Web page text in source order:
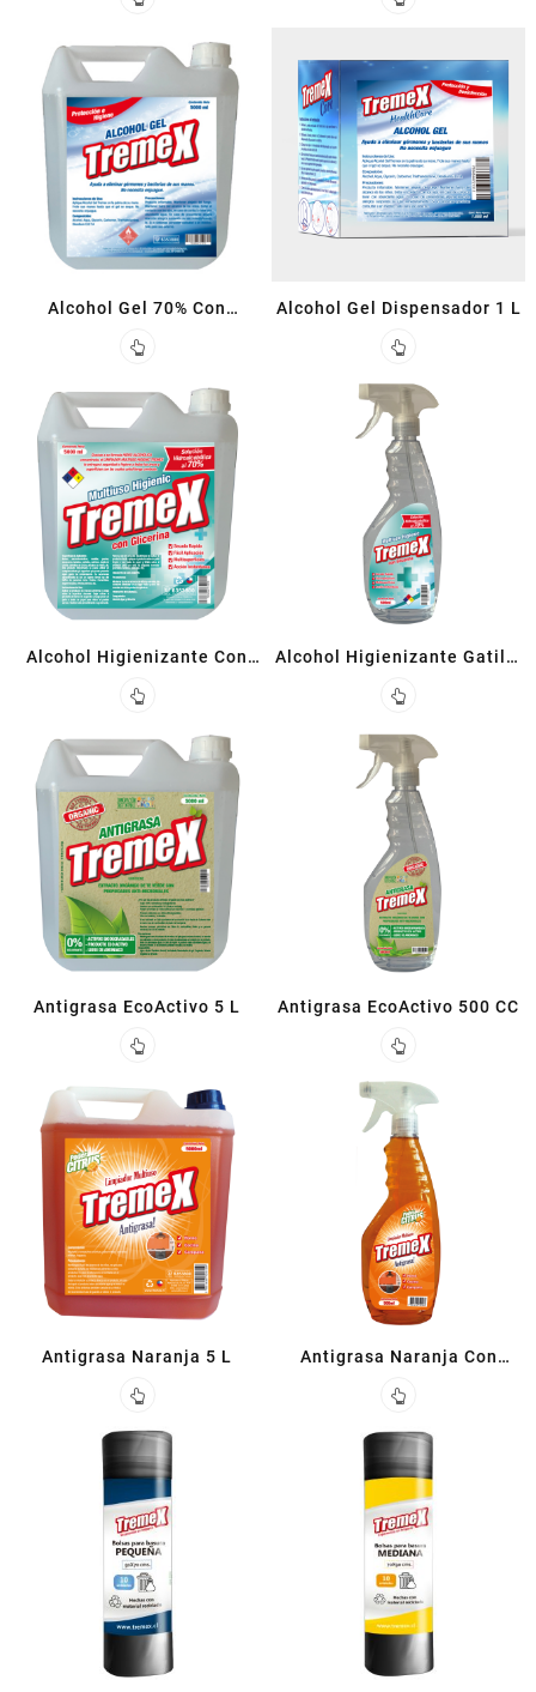
Alcohol Gel 70% Con
Glicerina 5 L
Alcohol Gel Dispensador 1 L
Alcohol Higienizante Con
Glicerina 5 L
Alcohol Higienizante Gatillo
500cc
Antigrasa EcoActivo 5 L Antigrasa EcoActivo 500 CC
Antigrasa Naranja 5 L
Antigrasa Naranja Con
Gatillo 500CC